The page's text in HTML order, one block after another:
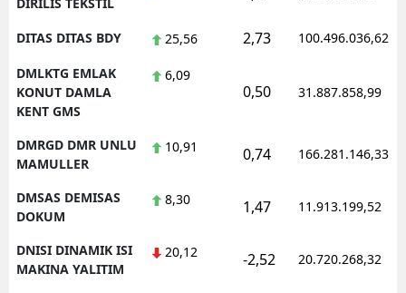
DITAS DITAS BDY 25,56 2,73 100.496.036,62
DMLKTG EMLAK
KONUT DAMLA
KENT GMS
6,09
0,50 31.887.858,99
DMRGD DMR UNLU
MAMULLER
10,91 0,74 166.281.146,33
DMSAS DEMISAS
DOKUM
8,30 1,47 11.913.199,52
DNISI DINAMIK ISI
MAKINA YALITIM
20,12 -2,52 20.720.268,32